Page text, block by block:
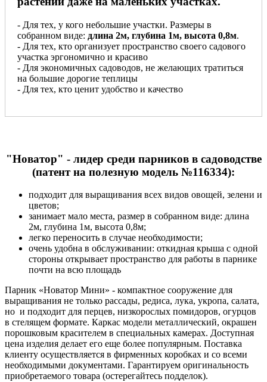
- Для тех, у кого небольшие участки. Размеры в
собранном виде: длина 2м, глубина 1м, высота 0,8м.
- Для тех, кто организует пространство своего садового
участка эргономично и красиво
- Для экономичных садоводов, не желающих тратиться
на большие дорогие теплицы
- Для тех, кто ценит удобство и качество
"Новатор" - лидер среди парников в садоводстве
(патент на полезную модель №116334):
подходит для выращивания всех видов овощей, зелени и
цветов;
занимает мало места, размер в собранном виде: длина
2м, глубина 1м, высота 0,8м;
легко переносить в случае необходимости;
очень удобна в обслуживании: откидная крыша с одной
стороны открывает пространство для работы в парнике
почти на всю площадь
Парник «Новатор Мини» - компактное сооружение для
выращивания не только рассады, редиса, лука, укропа, салата,
но и подходит для перцев, низкорослых помидоров, огурцов
в стелящем формате. Каркас модели металлический, окрашен
порошковым красителем в специальных камерах. Доступная
цена изделия делает его еще более популярным. Поставка
клиенту осуществляется в фирменных коробках и со всеми
необходимыми документами. Гарантируем оригинальность
приобретаемого товара (остерегайтесь подделок).